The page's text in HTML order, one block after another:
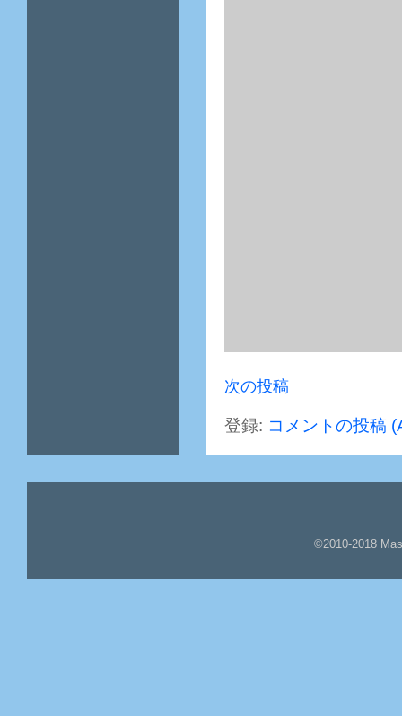
次の投稿
登録: コメントの投稿
©2010-2018